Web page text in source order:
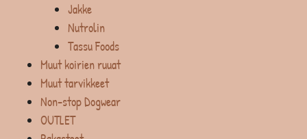
Jakke
Nutrolin
Tassu Foods
Muut koirien ruuat
Muut tarvikkeet
Non-stop Dogwear
OUTLET